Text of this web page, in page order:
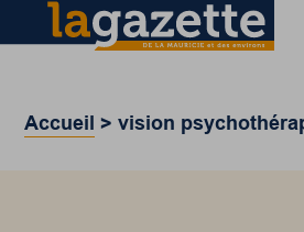
Accueil >vision